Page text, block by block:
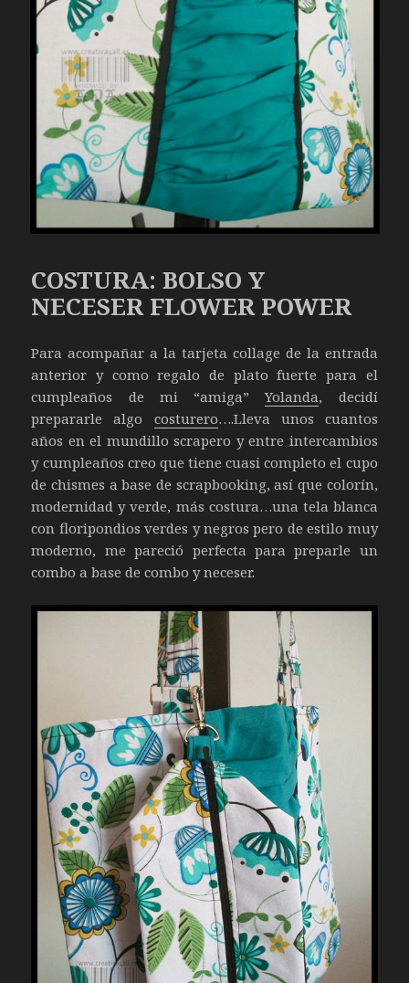
COSTURA: BOLSO Y
NECESER FLOWER POWER
Para acompañar a la tarjeta collage de la entrada
anterior y como regalo de plato fuerte para el
cumpleaños de mi “amiga”Yolanda, decidí
prepararle algo costurero….Lleva unos cuantos
años en el mundillo scrapero y entre intercambios
y cumpleaños creo que tiene cuasi completo el cupo
de chismes a base de scrapbooking, así que colorín,
modernidad y verde, más costura…una tela blanca
con floripondios verdes y negros pero de estilo muy
moderno, me pareció perfecta para preparle un
combo a base de combo y neceser.